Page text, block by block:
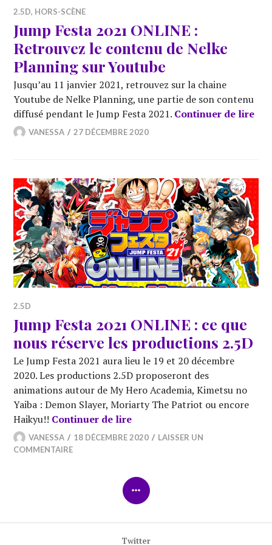
2.5D, HORS-SCÈNE
Jump Festa 2021 ONLINE :
Retrouvez le contenu de Nelke
Planning sur Youtube
Jusqu’au 11 janvier 2021, retrouvez sur la chaine
Youtube de Nelke Planning, une partie de son contenu
diffusé pendant le Jump Festa 2021. Continuer de lire
VANESSA 27 DÉCEMBRE 2020
2.5D
Jump Festa 2021 ONLINE : ce que
nous réserve les productions 2.5D
Le Jump Festa 2021 aura lieu le 19 et 20 décembre
2020. Les productions 2.5D proposeront des
animations autour de My Hero Academia, Kimetsu no
Yaiba : Demon Slayer, Moriarty The Patriot ou encore
Haikyu!! Continuer de lireJump Festa 2021 ONLINE :
VANESSA 18 DÉCEMBRE 2020
LAISSER UN
COMMENTAIRE
COLONNE
Twitter